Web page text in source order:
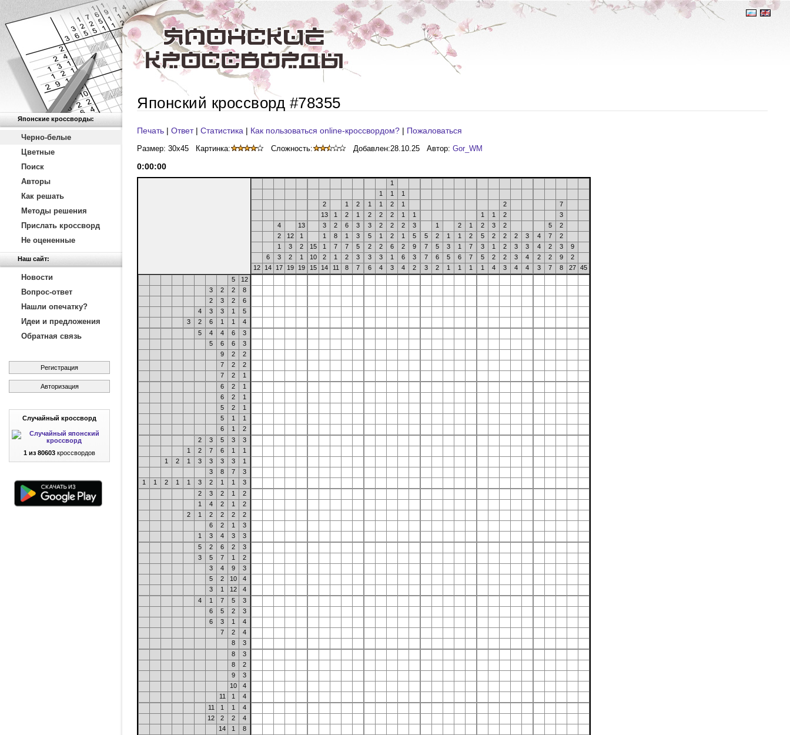
Японские кроссворды:
Черно-белые
Цветные
Поиск
Авторы
Как решать
Методы решения
Прислать кроссворд
Не оцененные
Наш сайт:
Новости
Вопрос-ответ
Нашли опечатку?
Идеи и предложения
Обратная связь
Регистрация
Авторизация
Случайный кроссворд
1 из 80603 кроссвордов
Японский кроссворд #78355
Печать | Ответ| Статистика | Как пользоваться online-кроссвордом? | Пожаловаться
Размер: 30x45 Картинка: Сложность: Добавлен:28.10.25 Автор: Gor_WM
0:00:00
1
1
1
1
2
1 2 1 1 2 1 2
7
13
1 2 1 2 2 2 1 1 1 1 2
3
4
13 3 2 6 3 3 2 2 2 3 1 2 1 2 3 2 5
2
2
12 1 1 8 1 3 5 1 2 1 5 5 2 1 1 2 5 2 2 2 3 4 7
2
1
3 2 15 1 7 7 5 2 2 6 2 9 7 5 3 1 7 3 1 2 3 3 4 2 3
9
6
3 2 1 10 2 1 2 3 3 3 1 6 3 7 6 5 6 7 5 2 2 3 4 2 2 9
2
12
14 17 19 19 15 14 11 8 7 6 4 3 4 2 3 2 1 1 1 1 4 3 4 4 3 7 8 27 45
5
12
3
2 2
8
2
3 2
6
4
3 3 1
5
3
2 6 1 1
4
5
4 4 6
3
5
6 6
3
9
2
2
7
2
2
7
2
1
6
2
1
6
2
1
5
2
1
5
1
1
6
1
2
2
3 5 3
3
1
2 7 6 1
1
1
2 1 3 3 3 3
1
3
8 7
3
1
1 2 1 1 3 2 1 1
3
2
3 2 1
2
1
4 2 1
2
2
1 2 2 2
2
6
2 1
3
1
3 4 3
3
5
2 6 2
3
3
5 7 1
2
3
4 9
3
5
2 10
4
3
1 12
4
4
1 7 5
3
6
5 2
3
6
3 1
4
7
2
4
8
3
8
3
8
2
9
3
10
4
11
1
4
11
1 1
4
12
2 2
4
14
1
8